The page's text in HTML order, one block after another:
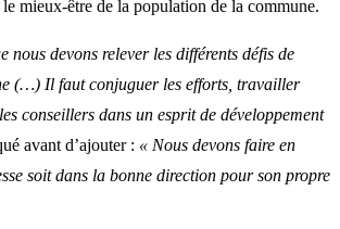
mieux-être de la population de la commune.
nous devons relever les différents défis de
(…) Il faut conjuguer les efforts, travailler
conseillers dans un esprit de développement
avant d’ajouter : « Nous devons faire en
soit dans la bonne direction pour son propre